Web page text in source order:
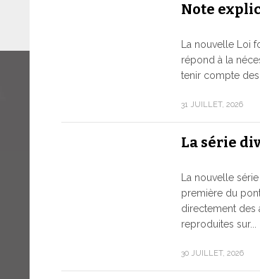
Note
La nouvelle Loi
répond à la
tenir compte des
31 JUILLET, 2026
La série
La nouvelle
première du
directement des
reproduites sur...
30 JUILLET, 2026